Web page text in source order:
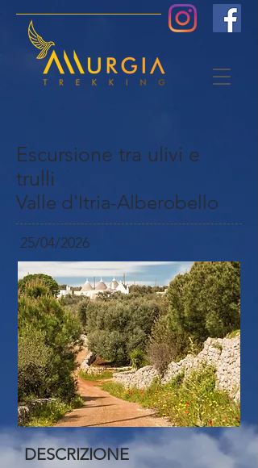
Escursione tra ulivi e
trulli
Valle d'Itria-Alberobello
25/04/2026
DESCRIZIONE